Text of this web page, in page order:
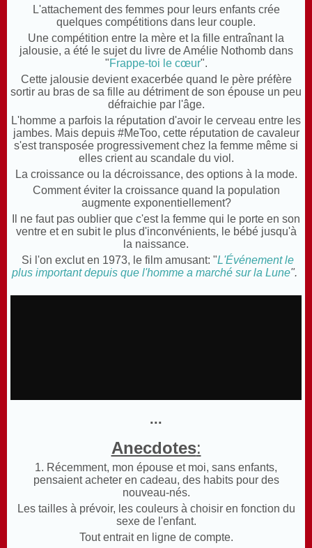
L'attachement des femmes pour leurs enfants crée
quelques compétitions dans leur couple.
Une compétition entre la mère et la fille entraînant la
jalousie, a été le sujet du livre de Amélie Nothomb dans
"Frappe-toi le cœur".
Cette jalousie devient exacerbée quand le père préfère
sortir au bras de sa fille au détriment de son épouse un peu
défraichie par l'âge.
L'homme a parfois la réputation d'avoir le cerveau entre les
jambes. Mais depuis #MeToo, cette réputation de cavaleur
s'est transposée progressivement chez la femme même si
elles crient au scandale du viol.
La croissance ou la décroissance, des options à la mode.
Comment éviter la croissance quand la population
augmente exponentiellement?
Il ne faut pas oublier que c'est la femme qui le porte en son
ventre et en subit le plus d'inconvénients, le bébé jusqu'à
la naissance.
Si l'on exclut en 1973, le film amusant: "L'Événement le
plus important depuis que l'homme a marché sur la Lune".
...
Anecdotes:
1. Récemment, mon épouse et moi, sans enfants,
pensaient acheter en cadeau, des habits pour des
nouveau-nés.
Les tailles à prévoir, les couleurs à choisir en fonction du
sexe de l'enfant.
Tout entrait en ligne de compte.